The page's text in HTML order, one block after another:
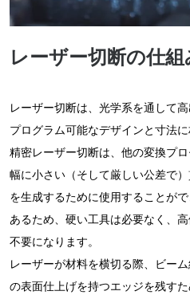
レーザー切断の仕組
レーザー切断は、光学系を通して
プログラム可能なデザインと寸法
精密レーザー切断は、他の変換プ
幅に小さい（そして厳しい公差で
を生成するために使用することが
あるため、硬い工具は必要なく、
不要になります。
レーザーが材料を横切る際、ビー
の表面仕上げを持つエッジを残す